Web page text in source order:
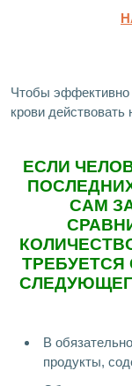
Чтобы эффективно
крови
ЕСЛИ
САМ
В
продукты,